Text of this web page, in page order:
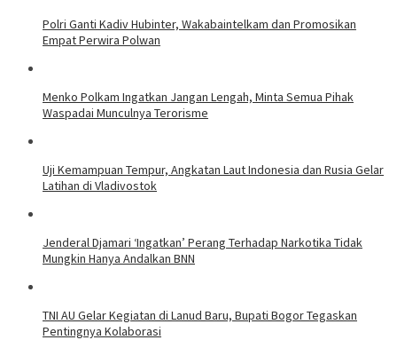
Polri Ganti Kadiv Hubinter, Wakabaintelkam dan Promosikan
Empat Perwira Polwan
Menko Polkam Ingatkan Jangan Lengah, Minta Semua Pihak
Waspadai Munculnya Terorisme
Uji Kemampuan Tempur, Angkatan Laut Indonesia dan Rusia Gelar
Latihan di Vladivostok
Jenderal Djamari ‘Ingatkan’ Perang Terhadap Narkotika Tidak
Mungkin Hanya Andalkan BNN
TNI AU Gelar Kegiatan di Lanud Baru, Bupati Bogor Tegaskan
Pentingnya Kolaborasi